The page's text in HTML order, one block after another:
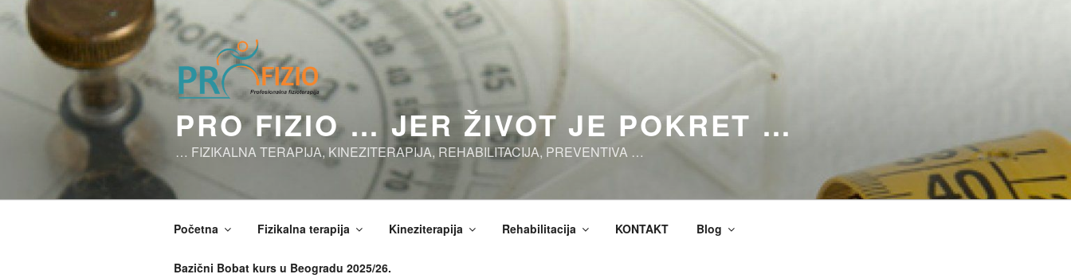
Skoči
sadržaj
PRO FIZIO … JER ŽIVOT JE POKRET …
… FIZIKALNA TERAPIJA, KINEZITERAPIJA, REHABILITACIJA, PREVENTIVA …
Početna Fizikalna terapija Kineziterapija Rehabilitacija KONTAKT Blog
Bazični Bobat kurs u Beogradu 2025/26.